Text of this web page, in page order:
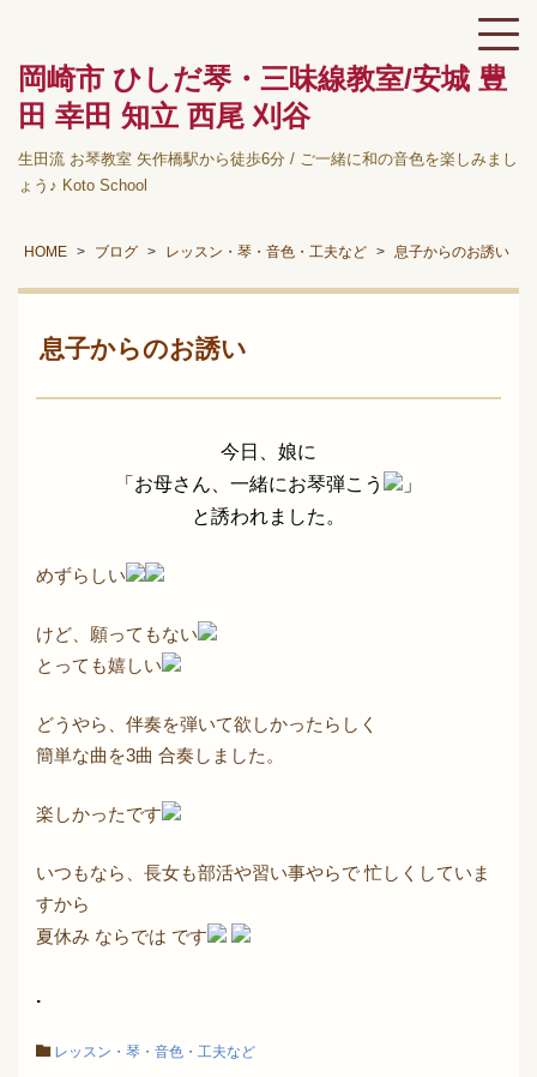
岡崎市 ひしだ琴・三味線教室/安城 豊
田 幸田 知立 西尾 刈谷
生田流 お琴教室 矢作橋駅から徒歩6分 / ご一緒に和の音色を楽しみまし
ょう♪ Koto School
HOME ブログ レッスン・琴・音色・工夫など 息子からのお誘い
息子からのお誘い
今日、娘に
「お母さん、一緒にお琴弾こう
」
と誘われました。
めずらしい
けど、願ってもない
とっても嬉しい
どうやら、伴奏を弾いて欲しかったらしく
簡単な曲を3曲 合奏しました。
楽しかったです
いつもなら、長女も部活や習い事やらで 忙しくしていま
すから
夏休み ならでは です
.
レッスン・琴・音色・工夫など